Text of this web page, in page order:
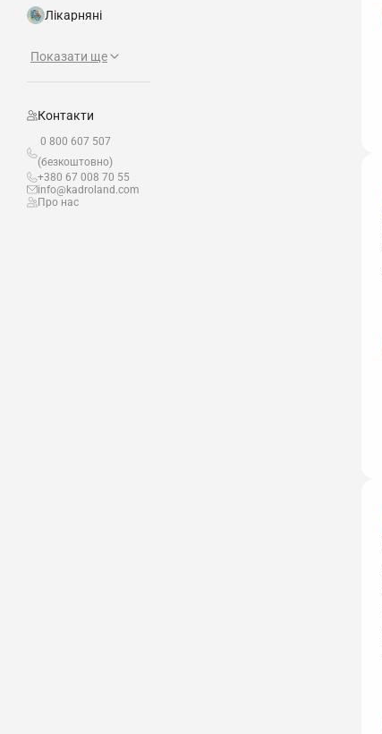
Лікарняні
Показати ще
Контакти
0 800 607 507
(безкоштовно)
+380 67 008 70 55
info@kadroland.com
Про нас